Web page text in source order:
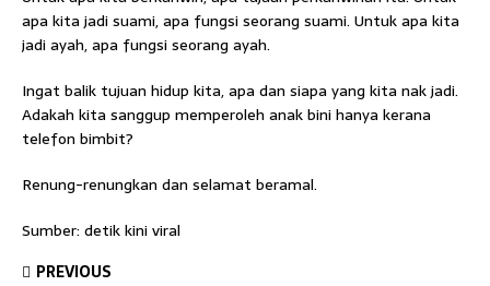
apa kita jadi suami, apa fungsi seorang suami. Untuk apa kita
jadi ayah, apa fungsi seorang ayah.
Ingat balik tujuan hidup kita, apa dan siapa yang kita nak jadi.
Adakah kita sanggup memperoleh anak bini hanya kerana
telefon bimbit?
Renung-renungkan dan selamat beramal.
Sumber: detik kini viral
PREVIOUS